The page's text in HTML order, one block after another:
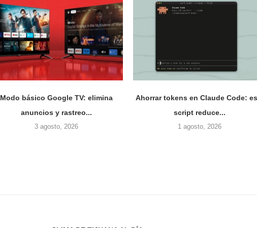
Modo básico Google TV: elimina
anuncios y rastreo...
3 agosto, 2026
Ahorrar tokens en Claude Code:
script reduce...
1 agosto, 2026